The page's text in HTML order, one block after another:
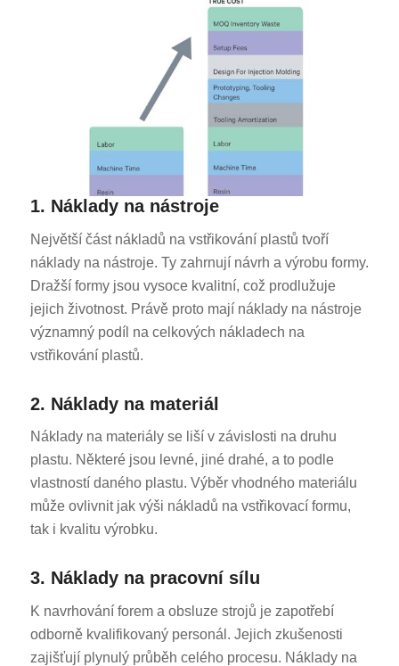
1. Náklady na nástroje
Největší část nákladů na vstřikování plastů tvoří
náklady na nástroje. Ty zahrnují návrh a výrobu formy.
Dražší formy jsou vysoce kvalitní, což prodlužuje
jejich životnost. Právě proto mají náklady na nástroje
významný podíl na celkových nákladech na
vstřikování plastů.
2. Náklady na materiál
Náklady na materiály se liší v závislosti na druhu
plastu. Některé jsou levné, jiné drahé, a to podle
vlastností daného plastu. Výběr vhodného materiálu
může ovlivnit jak výši nákladů na vstřikovací formu,
tak i kvalitu výrobku.
3. Náklady na pracovní sílu
K navrhování forem a obsluze strojů je zapotřebí
odborně kvalifikovaný personál. Jejich zkušenosti
zajišťují plynulý průběh celého procesu. Náklady na